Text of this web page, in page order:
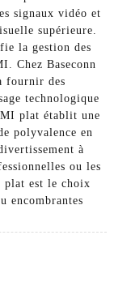
signaux vidéo et
supérieure.
la gestion des
Chez Baseconn
fournir des
technologique
plat établit une
polyvalence en
à
ou les
plat est le choix
encombrantes